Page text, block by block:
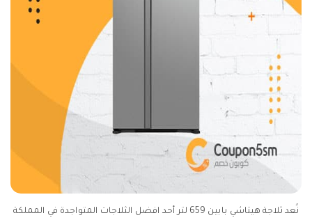
نُعد ثلاجة هيتاشي بابين 659 لتر أحد افضل الثلاجات المتواجدة في المملكة